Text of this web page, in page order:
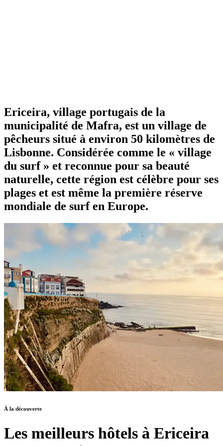
Ericeira, village portugais de la
municipalité de Mafra, est un village de
pêcheurs situé à environ 50 kilomètres de
Lisbonne. Considérée comme le « village
du surf » et reconnue pour sa beauté
naturelle, cette région est célèbre pour ses
plages et est même la première réserve
mondiale de surf en Europe.
À la découverte
Les meilleurs hôtels à Ericeira